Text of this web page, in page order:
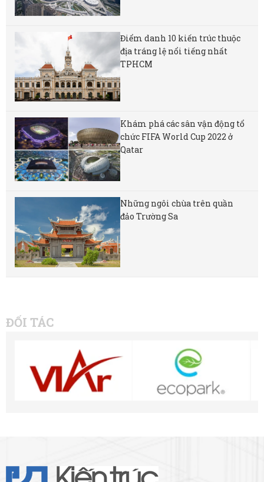
Điểm danh 10 kiến trúc thuộc
địa tráng lệ nổi tiếng nhất
TPHCM
Khám phá các sân vận động tổ
chức FIFA World Cup 2022 ở
Qatar
Những ngôi chùa trên quần
đảo Trường Sa
ĐỐI TÁC